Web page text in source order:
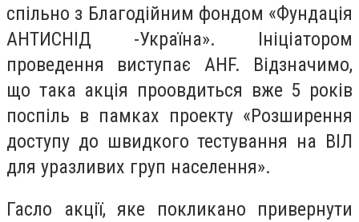
спільно з Благодійним фондом «Фундація
АНТИСНІД -Україна». Ініціатором
проведення виступає AHF. Відзначимо,
що така акція проовдиться вже 5 років
поспіль в памках проекту «Розширення
доступу до швидкого тестування на ВІЛ
для уразливих груп населення».
Гасло акції, яке покликано привернути